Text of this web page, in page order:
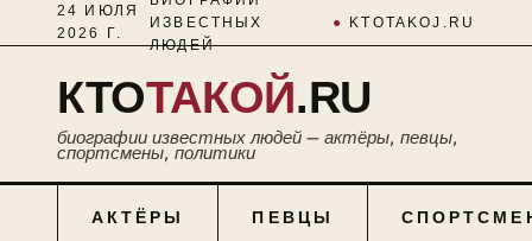
24 ИЮЛЯ
2026 Г.
ИЗВЕСТНЫХ
ЛЮДЕЙ
● KTOTAKOJ.RU
КТОТАКОЙ.RU
биографии известных людей — актёры, певцы,
спортсмены, политики
АКТЁРЫ ПЕВЦЫ